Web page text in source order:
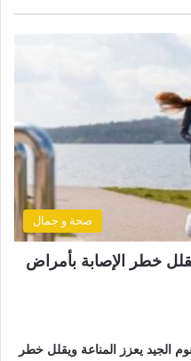
صحة و جمال
خطر الإصابة بأمراض
الجيد يعزز المناعة ويقلل خطر